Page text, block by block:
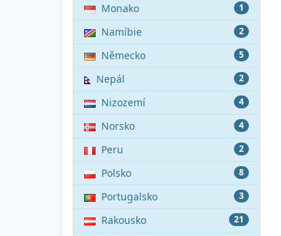
1
Monako
2
Namíbie
5
Německo
2
Nepál
4
Nizozemí
4
Norsko
2
Peru
8
Polsko
3
Portugalsko
21
Rakousko